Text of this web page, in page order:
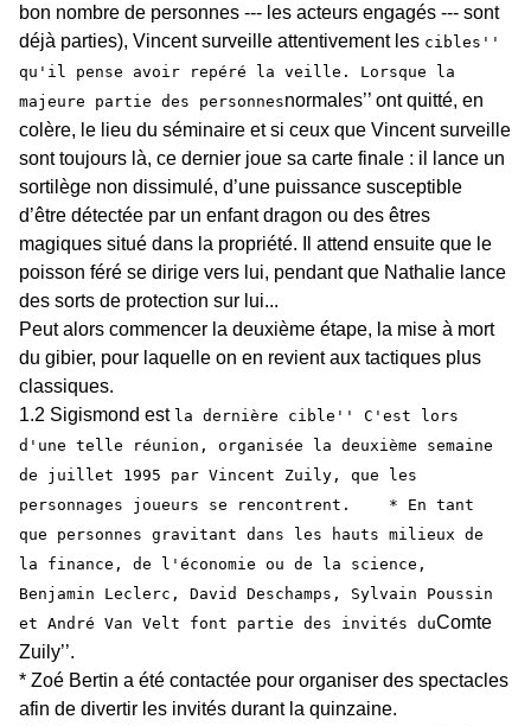
bon nombre de personnes --- les acteurs engagés --- sont
déjà parties), Vincent surveille attentivement les cibles''
qu'il pense avoir repéré la veille. Lorsque la
majeure partie des personnesnormales’’ ont quitté, en
colère, le lieu du séminaire et si ceux que Vincent surveille
sont toujours là, ce dernier joue sa carte finale : il lance un
sortilège non dissimulé, d’une puissance susceptible
d’être détectée par un enfant dragon ou des êtres
magiques situé dans la propriété. Il attend ensuite que le
poisson féré se dirige vers lui, pendant que Nathalie lance
des sorts de protection sur lui...
Peut alors commencer la deuxième étape, la mise à mort
du gibier, pour laquelle on en revient aux tactiques plus
classiques.
1.2 Sigismond est la dernière cible'' C'est lors
d'une telle réunion, organisée la deuxième semaine
de juillet 1995 par Vincent Zuily, que les
personnages joueurs se rencontrent. * En tant
que personnes gravitant dans les hauts milieux de
la finance, de l'économie ou de la science,
Benjamin Leclerc, David Deschamps, Sylvain Poussin
et André Van Velt font partie des invités duComte
Zuily’’.
* Zoé Bertin a été contactée pour organiser des spectacles
afin de divertir les invités durant la quinzaine.